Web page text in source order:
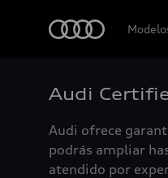
Audi
Audi ofrece
podrás ampliar
atendido por